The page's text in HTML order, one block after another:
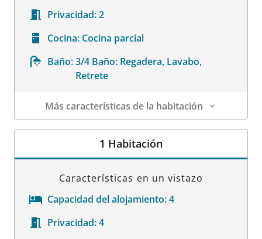
Privacidad:2
Cocina: Cocina parcial
Baño: 3/4 Baño: Regadera, Lavabo,
Retrete
Más características de la habitación
Datos de la habitación
1 Habitación
Características en un vistazo
Capacidad del alojamiento:4
Privacidad:4